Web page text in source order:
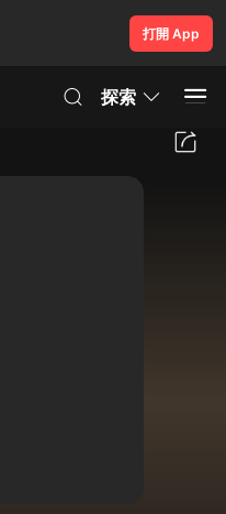
打開 App
探索